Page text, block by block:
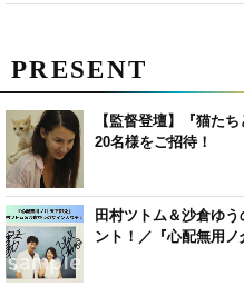
PRESENT
【監督登壇】『猫た
20名様をご招待！
田村ツトム＆沙倉ゆ
ント！／『心配無用ノ